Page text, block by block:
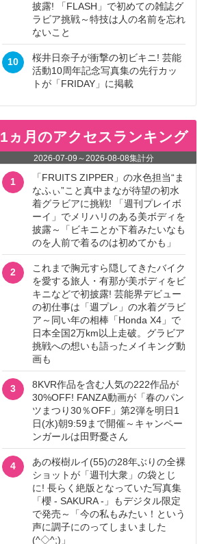
披露! 「FLASH」で初めての雑誌グ
ラビア挑戦～特技は人の名前を忘れ
ないこと
10
桜井日奈子が衝撃の初ビキニ! 芸能
活動10周年記念写真集の先行カッ
トが「FRIDAY」に掲載
1ヵ月のアクセスランキング
2026-07-09 ～2026-08-08集計分
1
「FRUITS ZIPPER」の水色担当“ま
なふぃ”こと真中まなが待望の初水
着グラビアに挑戦! 「週刊プレイボ
ーイ」でメリハリのある美ボディを
披露～「ビキニとか下着みたいなも
のを人前で着るのは初めてかも」
2
これまで胸元すら隠してきたバイク
を愛する旅人・有那が美ボディをビ
キニなどで初披露! 芸能界デビュー
の初仕事は「週プレ」の水着グラビ
ア～同い年の相棒「Honda X4」で
日本全国2万km以上走破。グラビア
挑戦への想いも語ったメイキング動
画も
3
8KVR作品を含む人気の222作品が
30%OFF! FANZA動画が「春のパン
ツまつり30％OFF」第2弾を明日1
日(水)朝9:59まで開催～キャンペー
ンガールは田野憂さん
4
あの桜樹ルイ(55)の28年ぶりの全裸
ショットが「週刊大衆」の袋とじ
に! 長らく絶版となっていた写真集
「櫻 - SAKURA -」もデジタル限定
で発売～「今の私もみたい！という
声に調子にのってしまいました
(^◇^;)」